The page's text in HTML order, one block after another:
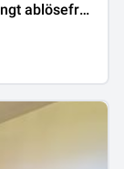
ablösefrei